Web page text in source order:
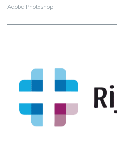
Adobe Photoshop